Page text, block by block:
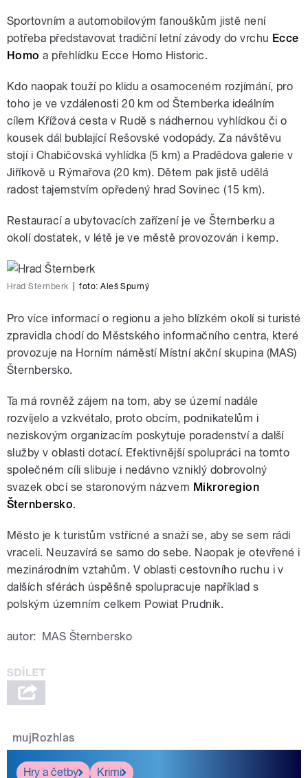
Sportovním a automobilovým fanouškům jistě není
potřeba představovat tradiční letní závody do vrchu Ecce
Homo a přehlídku Ecce Homo Historic.
Kdo naopak touží po klidu a osamoceném rozjímání, pro
toho je ve vzdálenosti 20 km od Šternberka ideálním
cílem Křížová cesta v Rudě s nádhernou vyhlídkou či o
kousek dál bublající Rešovské vodopády. Za návštěvu
stojí i Chabičovská vyhlídka (5 km) a Pradědova galerie v
Jiříkově u Rýmařova (20 km). Dětem pak jistě udělá
radost tajemstvím opředený hrad Sovinec (15 km).
Restaurací a ubytovacích zařízení je ve Šternberku a
okolí dostatek, v létě je ve městě provozován i kemp.
Hrad Šternberk foto: Aleš Spurný
Pro více informací o regionu a jeho blízkém okolí si turisté
zpravidla chodí do Městského informačního centra, které
provozuje na Horním náměstí Místní akční skupina (MAS)
Šternbersko.
Ta má rovněž zájem na tom, aby se území nadále
rozvíjelo a vzkvétalo, proto obcím, podnikatelům i
neziskovým organizacím poskytuje poradenství a další
služby v oblasti dotací. Efektivnější spolupráci na tomto
společném cíli slibuje i nedávno vzniklý dobrovolný
svazek obcí se staronovým názvem Mikroregion
Šternbersko.
Město je k turistům vstřícné a snaží se, aby se sem rádi
vraceli. Neuzavírá se samo do sebe. Naopak je otevřené i
mezinárodním vztahům. V oblasti cestovního ruchu i v
dalších sférách úspěšně spolupracuje například s
polským územním celkem Powiat Prudnik.
autor: MAS Šternbersko
mujRozhlas
Hry a četby Krimi